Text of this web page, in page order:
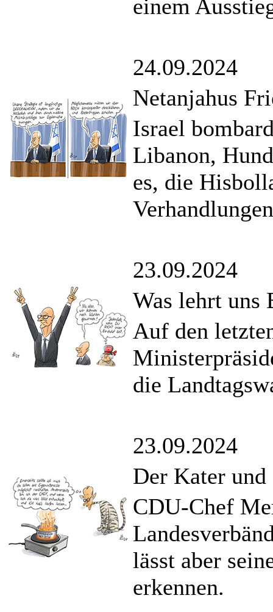
einem
24.09.2024
Netanjahus
Israel
Libanon,
es, die
23.09.2024
Was lehrt uns
Auf den
die
23.09.2024
Der Kater
CDU-Chef
lässt aber
erkennen.